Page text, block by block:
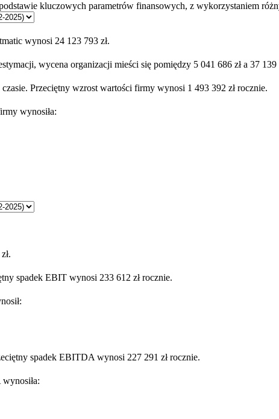
kluczowych parametrów finansowych, z wykorzystaniem
wynosi 24 123 793 zł.
wycena organizacji mieści się pomiędzy 5 041 686 zł a 37 139
Przeciętny wzrost wartości firmy wynosi 1 493 392 zł rocznie.
wynosiła:
spadek EBIT wynosi 233 612 zł rocznie.
spadek EBITDA wynosi 227 291 zł rocznie.